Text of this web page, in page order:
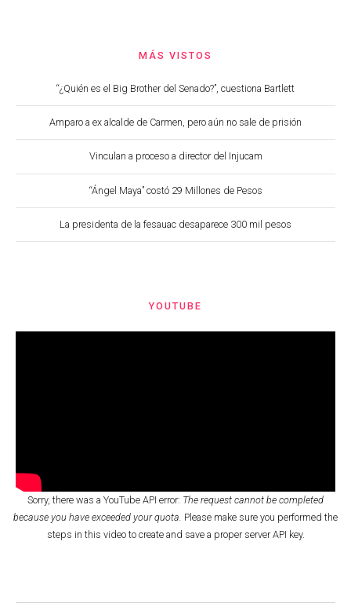
MÁS VISTOS
“¿Quién es el Big Brother del Senado?”, cuestiona Bartlett
Amparo a ex alcalde de Carmen, pero aún no sale de prisión
Vinculan a proceso a director del Injucam
“Ángel Maya” costó 29 Millones de Pesos
La presidenta de la fesauac desaparece 300 mil pesos
YOUTUBE
Sorry, there was a YouTube API error: The request cannot be completed
because you have exceeded your quota. Please make sure you performed the
steps in this videoto create and save a proper server API key.